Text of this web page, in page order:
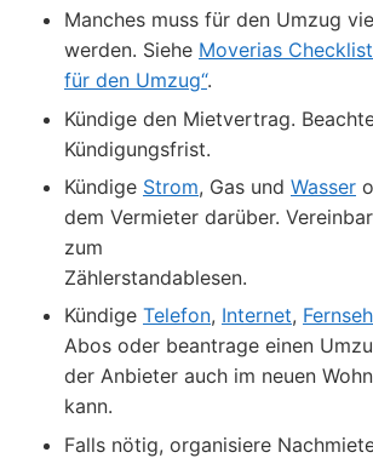
Manches muss für den Umzug
werden. Siehe Moverias
für den Umzug“.
Kündige den Mietvertrag.
Kündigungsfrist.
Kündige Strom, Gas und Wasser
dem Vermieter darüber.
zum
Zählerstandablesen.
Kündige Telefon, Internet,
Abos oder beantrage einen
der Anbieter auch im neuen
kann.
Falls nötig, organisiere